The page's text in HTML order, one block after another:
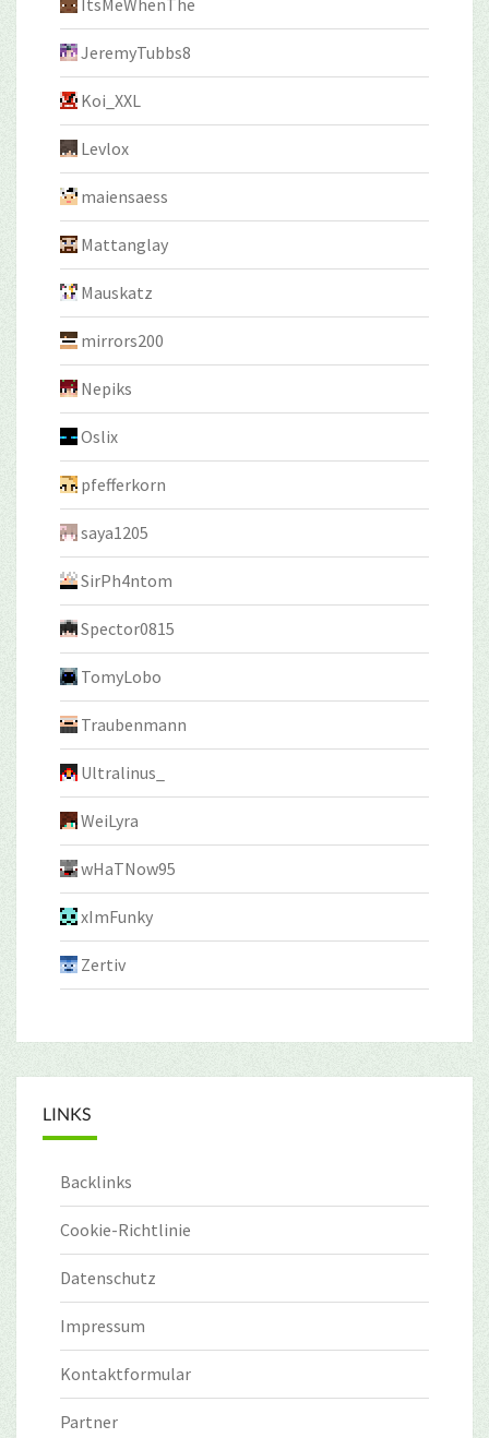
JeremyTubbs8
Koi_XXL
Levlox
maiensaess
Mattanglay
Mauskatz
mirrors200
Nepiks
Oslix
pfefferkorn
saya1205
SirPh4ntom
Spector0815
TomyLobo
Traubenmann
Ultralinus_
WeiLyra
wHaTNow95
xImFunky
Zertiv
LINKS
Backlinks
Cookie-Richtlinie
Datenschutz
Impressum
Kontaktformular
Partner